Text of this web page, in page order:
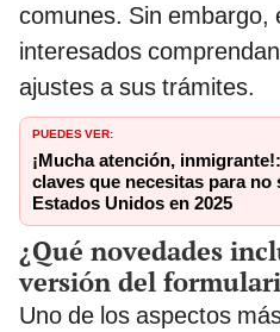
comunes. Sin embargo,
interesados
ajustes a sus trámites.
PUEDES VER:
¡Mucha atención,
claves que necesitas para no
Estados Unidos en 2025
¿Qué novedades
versión del
Uno de los aspectos